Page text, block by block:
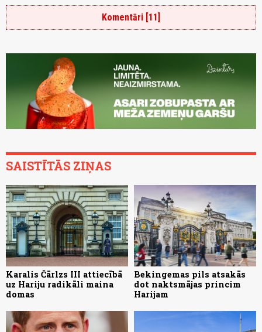
Komentāri [11]
SAISTĪTĀS ZIŅAS
Karalis Čārlzs III attiecībā
uz Hariju radikāli maina
domas
Bekingemas pils atsakās
dot naktsmājas princim
Harijam